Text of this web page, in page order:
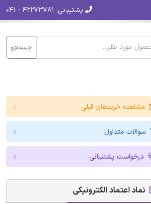
پشتیبانی:
جستجو
مشاهده خریدهای قبلی
سوالات متداول
درخواست پشتیبانی
نماد اعتماد الکترونیکی